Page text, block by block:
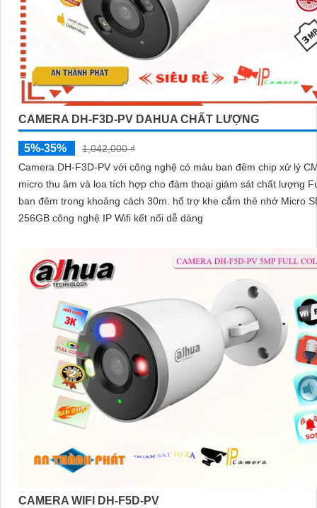
CAMERA DH-F3D-PV DAHUA CHẤT LƯỢNG
5%-35%
1,042,000 ₫
Camera DH-F3D-PV với công nghệ có màu ban đêm chip xử lý
micro thu âm và loa tích hợp cho đàm thoại giám sát chất lượng
ban đêm trong khoảng cách 30m. hổ trợ khe cắm thẻ nhớ Micro SD
256GB công nghệ IP Wifi kết nối dễ dàng
CAMERA WIFI DH-F5D-PV